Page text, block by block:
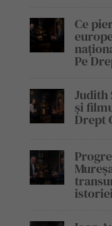
Ce
Pe
Judith
și
Drept